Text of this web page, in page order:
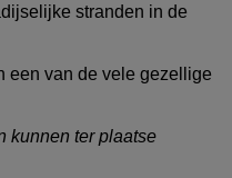
stranden in de
een van de vele gezellige
kunnen ter plaatse